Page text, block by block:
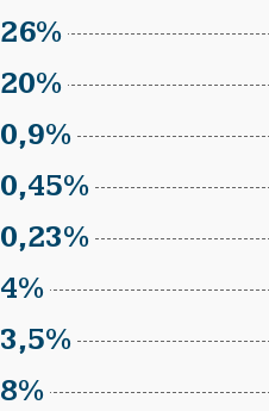
26%
20%
0,9%
0,45%
0,23%
4%
3,5%
8%